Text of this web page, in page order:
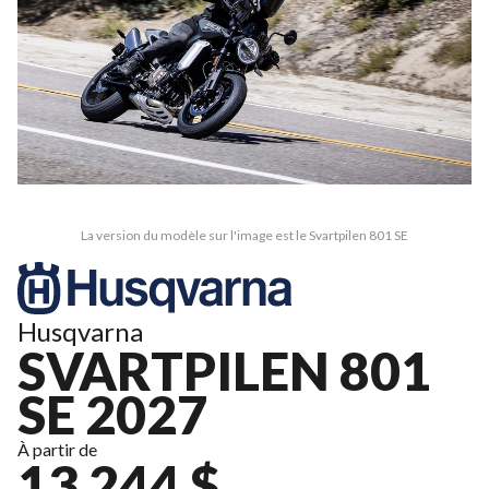
La version du modèle sur l'image est le Svartpilen 801 SE
Husqvarna
SVARTPILEN 801
SE 2027
À partir de